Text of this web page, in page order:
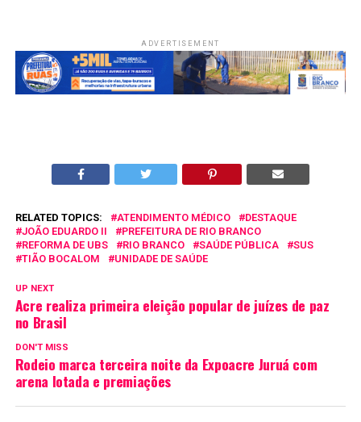
ADVERTISEMENT
RELATED TOPICS: ATENDIMENTO MÉDICO
DESTAQUE
JOÃO EDUARDO II
PREFEITURA DE RIO BRANCO
REFORMA DE UBS
RIO BRANCO SAÚDE PÚBLICA
SUS
TIÃO BOCALOM
UNIDADE DE SAÚDE
UP NEXT
Acre realiza primeira eleição popular de juízes de paz
no Brasil
DON'T MISS
Rodeio marca terceira noite da Expoacre Juruá com
arena lotada e premiações